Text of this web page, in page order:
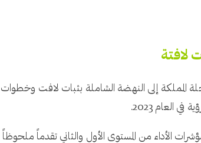
لافتة
في العام 2023.
الأداء من المستوى الأول والثاني تقدماً ملحوظاً نحو مستهدفات الرؤية لعام